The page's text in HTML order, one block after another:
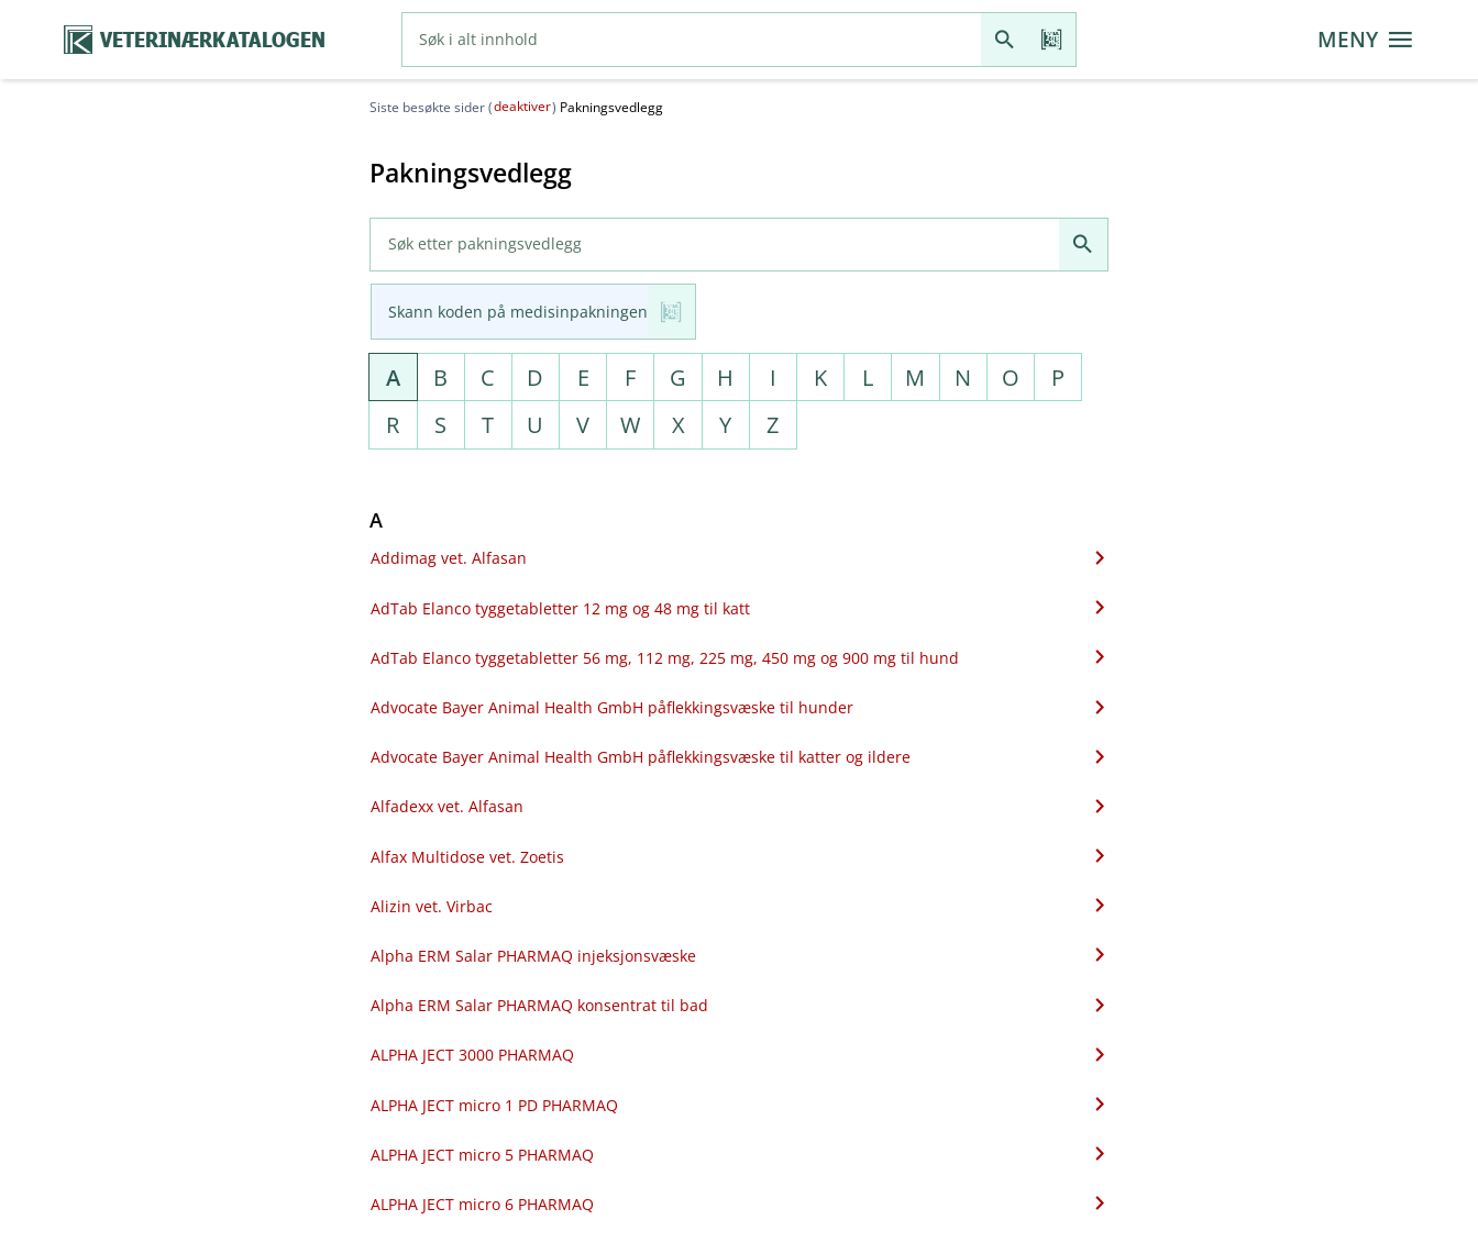
VETERINÆRKATALOGEN MENY
Siste besøkte sider (deaktiver) Pakningsvedlegg
Pakningsvedlegg
Skann koden på medisinpakningen
A B C D E F G H I K L M N O
P
R
S T U V W X Y Z
A
Addimag vet. Alfasan
AdTab Elanco tyggetabletter 12 mg og 48 mg til katt
AdTab Elanco tyggetabletter 56 mg, 112 mg, 225 mg, 450 mg og 900 mg til hund
Advocate Bayer Animal Health GmbH påflekkingsvæske til hunder
Advocate Bayer Animal Health GmbH påflekkingsvæske til katter og ildere
Alfadexx vet. Alfasan
Alfax Multidose vet. Zoetis
Alizin vet. Virbac
Alpha ERM Salar PHARMAQ injeksjonsvæske
Alpha ERM Salar PHARMAQ konsentrat til bad
ALPHA JECT 3000 PHARMAQ
ALPHA JECT micro 1 PD PHARMAQ
ALPHA JECT micro 5 PHARMAQ
ALPHA JECT micro 6 PHARMAQ